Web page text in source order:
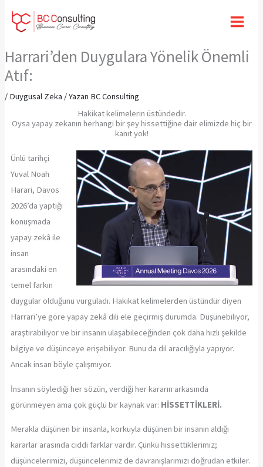
atla
Harrari’den Duygulara Yönelik Önemli
Atıf:
/ Duygusal Zeka / Yazan BC Consulting
Hakikat kelimelerin üstündedir.
Oysa yapay zekanın herhangi bir şey hissettiğine dair elimizde hiç bir
kanıt yok!
Ünlü tarihçi
Yuval Noah
Harari, Davos
2026’da yaptığı
konuşmada
yapay zekâ ile
insan
arasındaki en
temel farkın
duygular olduğunu vurguladı. Hakikat kelimelerden üstündür diyen
Harrari’ye göre yapay zekâ dili ele geçirmiş durumda. Düşünebiliyor,
araştırabiliyor ve bir insanın ulaşabileceğinden çok daha hızlı şekilde
bilgiye ve düşünceye erişebiliyor. Bunu da dil aracılığıyla yapıyor.
Ancak insan böyle çalışmıyor.
İnsanın söylediği her sözün, verdiği her kararın arkasında
görünmeyen ama çok güçlü bir kaynak var: HİSSETTİKLERİ.
Merakla düşünen bir insanla, korkuyla düşünen bir insanın aldığı
kararlar arasında ciddi farklar vardır. Çünkü hissettiklerimiz;
düşüncelerimizi, düşüncelerimiz de davranışlarımızı doğrudan etkiler.